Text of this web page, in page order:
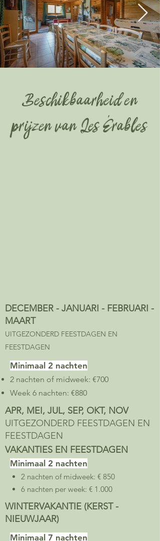
Beschikbaarheid en
prijzen van Les Érables
DECEMBER - JANUARI - FEBRUARI -
MAART
UITGEZONDERD FEESTDAGEN EN
FEESTDAGEN
Minimaal 2 nachten
2 nachten of midweek: €700
Week 6 nachten: €880
APR, MEI, JUL, SEP, OKT, NOV
UITGEZONDERD FEESTDAGEN EN
FEESTDAGEN
VAKANTIES EN FEESTDAGEN
Minimaal 2 nachten
2 nachten of midweek: € 850
6 nachten per week: € 1.000
WINTERVAKANTIE (KERST -
NIEUWJAAR)
Minimaal 7 nachten